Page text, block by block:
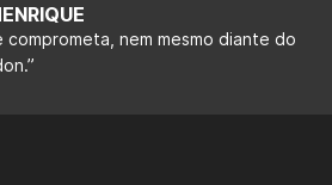
comprometa, nem mesmo diante do